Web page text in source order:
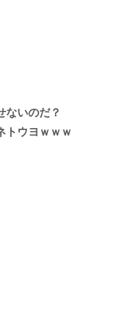
ないのだ？
トウヨｗｗｗ